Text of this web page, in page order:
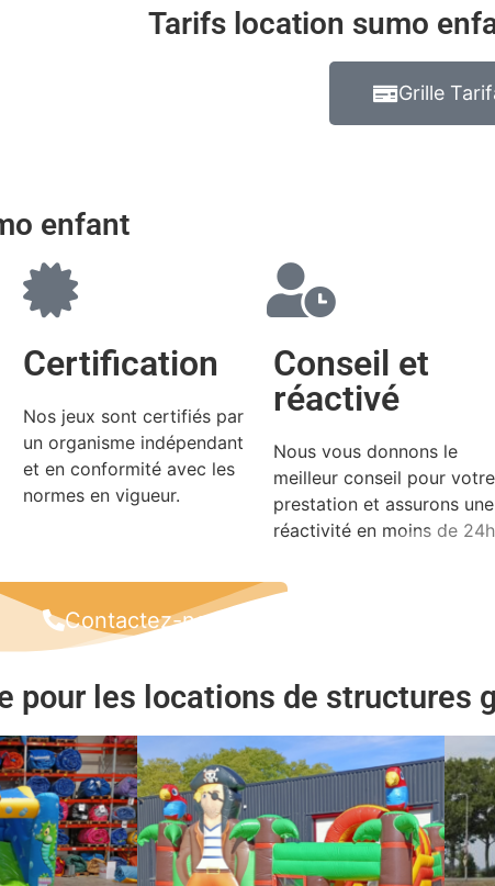
Tarifs location sumo
Grille
enfant
Certification
Nos jeux sont certifiés par
un organisme indépendant
et en conformité avec les
normes en vigueur.
Conseil et
réactivé
Nous vous donnons le
meilleur conseil pour votre
prestation et assurons une
réactivité en moins de
Contactez-nous
pour les locations de structures